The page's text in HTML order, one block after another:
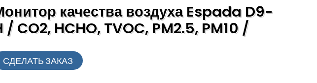
качества воздуха Espada D9-
/ CO2, HCHO, TVOC, PM2.5, PM10 /
СДЕЛАТЬ ЗАКАЗ